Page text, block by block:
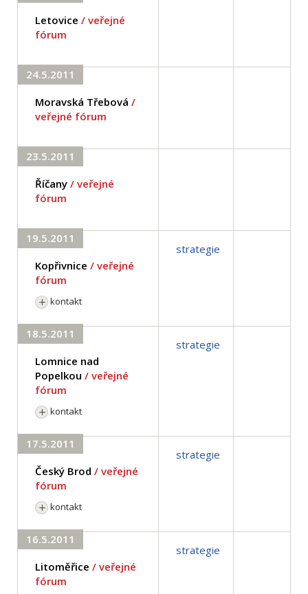
Letovice / veřejné
fórum
24.5.2011
Moravská Třebová /
veřejné fórum
23.5.2011
Říčany / veřejné
fórum
19.5.2011
Kopřivnice / veřejné
fórum
kontakt
strategie
18.5.2011
Lomnice nad
Popelkou / veřejné
fórum
kontakt
strategie
17.5.2011
Český Brod / veřejné
fórum
kontakt
strategie
16.5.2011
Litoměřice / veřejné
fórum
strategie